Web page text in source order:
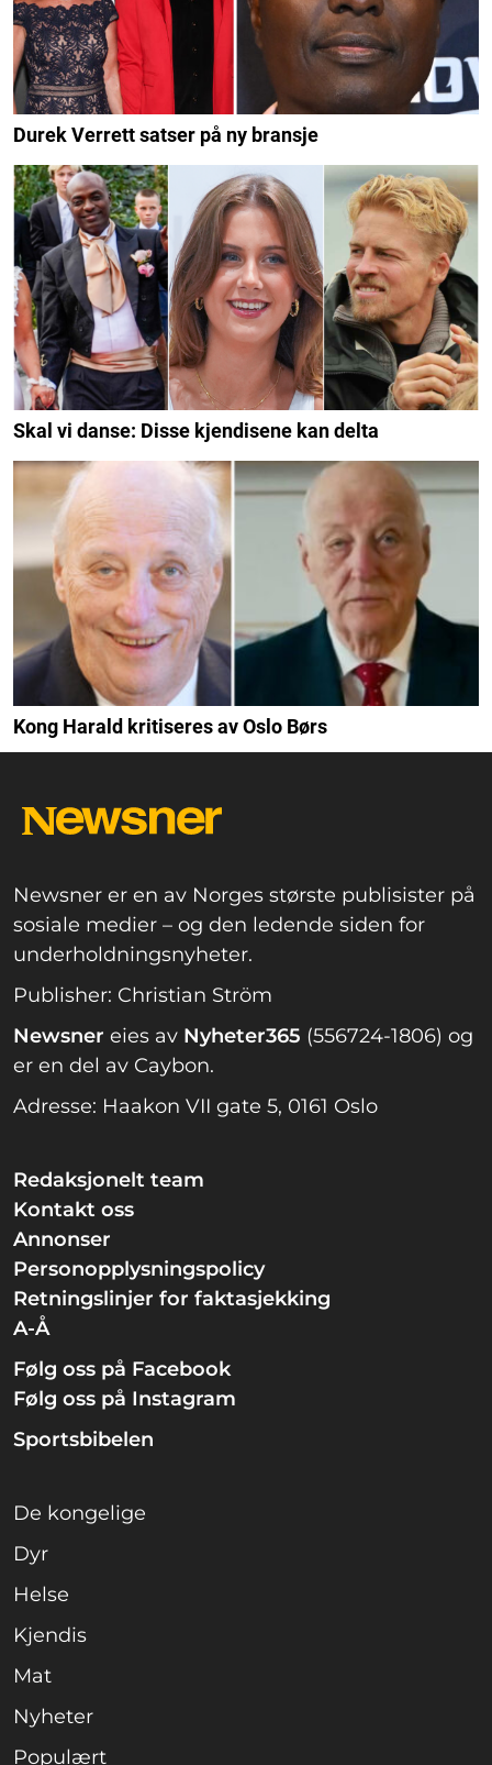
Durek Verrett satser på ny bransje
Skal vi danse: Disse kjendisene kan delta
Kong Harald kritiseres av Oslo Børs
Newsner er en av Norges største publisister på
sosiale medier – og den ledende siden for
underholdningsnyheter.
Publisher: Christian Ström
Newsner eies av Nyheter365 (556724-1806) og
er en del av Caybon.
Adresse: Haakon VII gate 5, 0161 Oslo
Redaksjonelt team
Kontakt oss
Annonser
Personopplysningspolicy
Retningslinjer for faktasjekking
A-Å
Følg oss på Facebook
Følg oss på Instagram
Sportsbibelen
De kongelige
Dyr
Helse
Kjendis
Mat
Nyheter
Populært